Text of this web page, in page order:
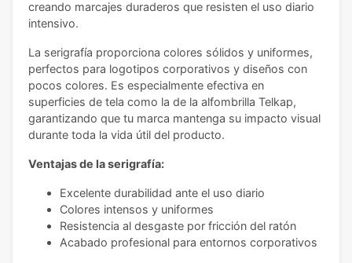
creando marcajes duraderos que resisten el uso diario
intensivo.
La serigrafía proporciona colores sólidos y uniformes,
perfectos para logotipos corporativos y diseños con
pocos colores. Es especialmente efectiva en
superficies de tela como la de la alfombrilla Telkap,
garantizando que tu marca mantenga su impacto visual
durante toda la vida útil del producto.
Ventajas de la serigrafía:
Excelente durabilidad ante el uso diario
Colores intensos y uniformes
Resistencia al desgaste por fricción del ratón
Acabado profesional para entornos corporativos